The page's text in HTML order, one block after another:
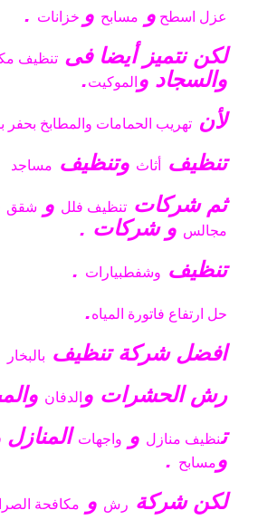
عزل اسطح و مسابح و خزانات .
لكن نتميز أيضا فى تنظيف
والسجاد والموكيت.
لأن تهريب الحمامات والمطابخ بحفر
تنظيف أثاث وتنظيف مساجد
ثم شركات تنظيف فلل و شقق
مجالس و شركات .
تنظيف وشفطبيارات .
حل ارتفاع فاتورة المياه.
افضل شركة تنظيف بالبخار
رش الحشرات والدفان
تنظيف منازل و واجهات
ومسابح .
لكن شركة رش و مكافحة